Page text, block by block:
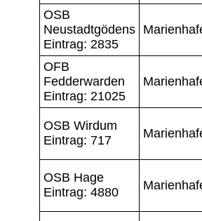
OSB
Neustadtgödens
Eintrag: 2835
OFB
Fedderwarden
Eintrag: 21025
OSB Wirdum
Eintrag: 717
OSB Hage
Eintrag: 4880